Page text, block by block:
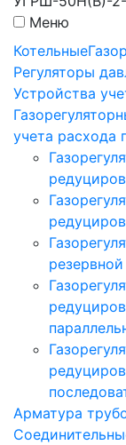
Меню
Котельные
Регуляторы
Устройства
учета расхода
Арматура